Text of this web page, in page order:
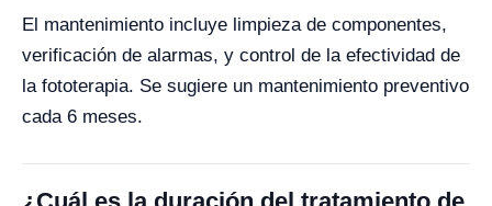
El mantenimiento incluye limpieza de componentes,
verificación de alarmas, y control de la efectividad de
la fototerapia. Se sugiere un mantenimiento preventivo
cada 6 meses.